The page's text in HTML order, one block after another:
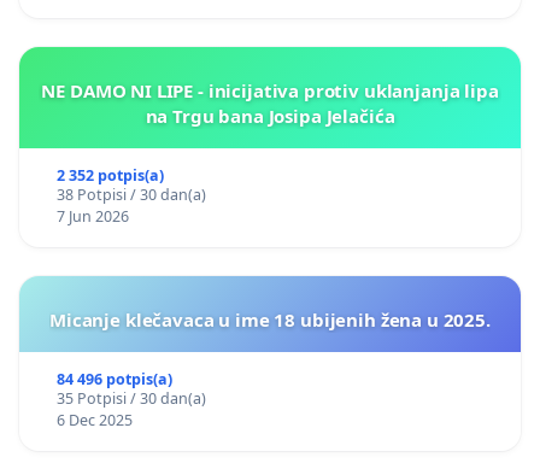
NE DAMO NI LIPE - inicijativa protiv uklanjanja lipa
na Trgu bana Josipa Jelačića
2 352 potpis(a)
38 Potpisi / 30 dan(a)
7 Jun 2026
Micanje klečavaca u ime 18 ubijenih žena u 2025.
84 496 potpis(a)
35 Potpisi / 30 dan(a)
6 Dec 2025